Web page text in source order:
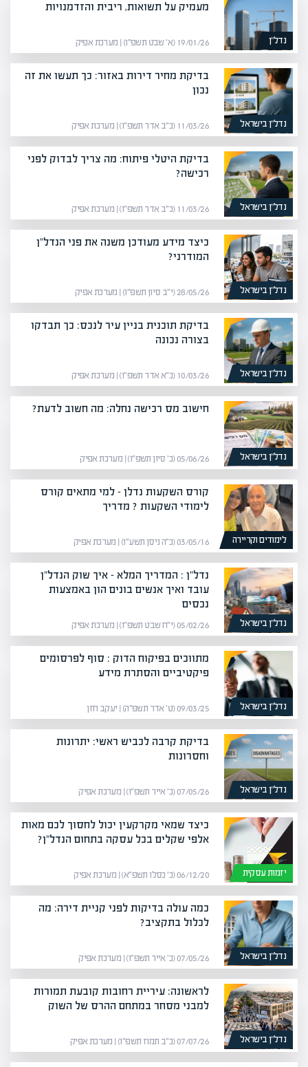
נדל”ן
מעמיק על תשואות, ריבית והזדמנויות
19/01/26 (א׳ שבט תשפ״ו) | מערכת אפיק
נדל”ן בישראל
בדיקת מחיר דירות באזור: כך תעשו את זה
נכון
11/03/26 (כ״ב אדר תשפ״ו) | מערכת אפיק
נדל”ן בישראל
בדיקת היטלי פיתוח: מה צריך לבדוק לפני
רכישה?
11/03/26 (כ״ב אדר תשפ״ו) | מערכת אפיק
נדל”ן בישראל
כיצד מידע מעודכן משנה את פני הנדל"ן
המודרני?
28/05/26 (י״ב סיון תשפ״ו) | מערכת אפיק
נדל”ן בישראל
בדיקת תוכנית בניין עיר לנכס: כך תבדקו
בצורה נכונה
10/03/26 (כ״א אדר תשפ״ו) | מערכת אפיק
נדל”ן בישראל
חישוב מס רכישה נחלה: מה חשוב לדעת?
05/06/26 (כ׳ סיון תשפ״ו) | מערכת אפיק
לימודים וקריירה
קורס השקעות נדלן – למי מתאים קורס
לימודי השקעות ? מדריך
03/05/16 (כ״ה ניסן תשע״ו) | מערכת אפיק
נדל”ן בישראל
נדל"ן : המדריך המלא – איך שוק הנדל"ן
עובד ואיך אנשים בונים הון באמצעות
נכסים
05/02/26 (י״ח שבט תשפ״ו) | מערכת אפיק
נדל”ן בישראל
מתווכים בפיקוח הדוק : סוף לפרסומים
פיקטיביים והסתרת מידע
09/03/25 (ט׳ אדר תשפ״ה) | יעקב חזן
נדל”ן בישראל
בדיקת קרבה לכביש ראשי: יתרונות
וחסרונות
07/05/26 (כ׳ אייר תשפ״ו) | מערכת אפיק
יזמות עסקית
כיצד שמאי מקרקעין יכול לחסוך לכם מאות
אלפי שקלים בכל עסקה בתחום הנדל"ן?
06/12/20 (כ׳ כסלו תשפ״א) | מערכת אפיק
נדל”ן בישראל
כמה עולה בדיקות לפני קניית דירה: מה
לכלול בתקציב?
07/05/26 (כ׳ אייר תשפ״ו) | מערכת אפיק
נדל”ן בישראל
לראשונה: עיריית רחובות קובעת תמורות
למבני מסחר במתחם ההרס של השוק
07/07/26 (כ״ב תמוז תשפ״ו) | מערכת אפיק